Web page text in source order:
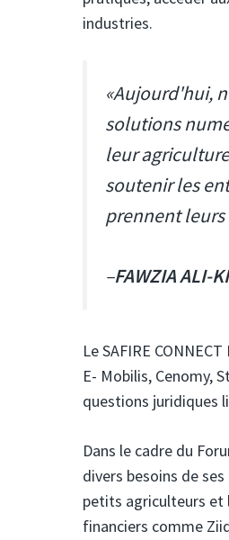
industries.
«Aujourd'hui,
solutions
leur
soutenir les
prennent leurs
–FAWZIA ALI-
Le SAFIRE
E- Mobilis, Cenomy,
questions juridiques
Dans le cadre du
divers besoins de
petits agriculteurs et
financiers comme